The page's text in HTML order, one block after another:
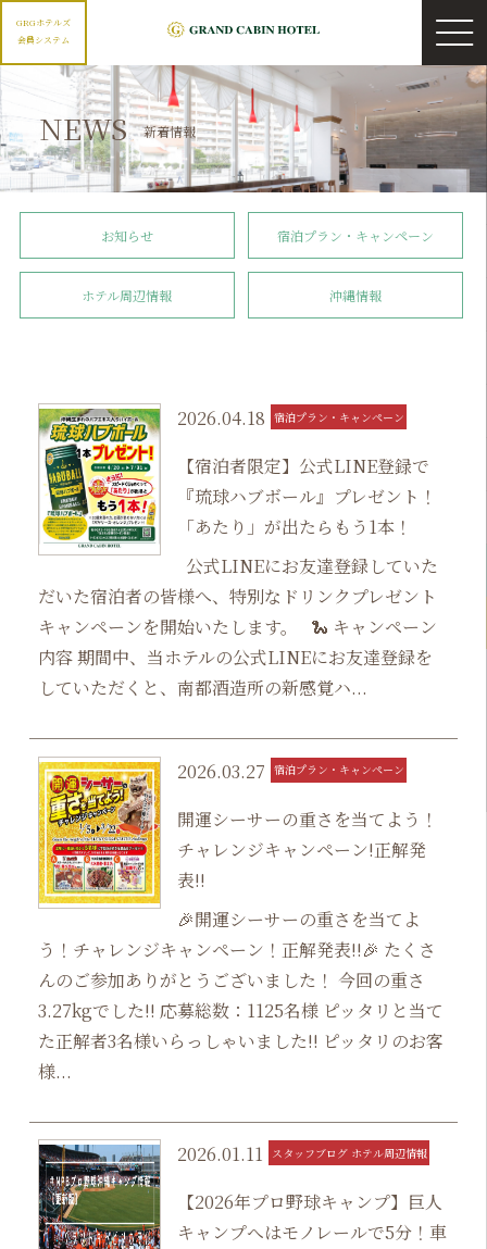
GRGホテルズ
会員システム
NEWS 新着情報
お知らせ 宿泊プラン・キャンペーン
ホテル周辺情報 沖縄情報
2026.04.18 宿泊プラン・キャンペーン
【宿泊者限定】公式LINE登録で
『琉球ハブボール』プレゼント！
「あたり」が出たらもう1本！
公式LINEにお友達登録していた
だいた宿泊者の皆様へ、特別なドリンクプレゼント
キャンペーンを開始いたします。 🐍 キャンペーン
内容 期間中、当ホテルの公式LINEにお友達登録を
していただくと、南都酒造所の新感覚ハ...
2026.03.27 宿泊プラン・キャンペーン
開運シーサーの重さを当てよう！
チャレンジキャンペーン!正解発
表!!
🎉開運シーサーの重さを当てよ
う！チャレンジキャンペーン！正解発表!!🎉 たくさ
んのご参加ありがとうございました！ 今回の重さ
3.27kgでした!! 応募総数：1125名様 ピッタリと当て
た正解者3名様いらっしゃいました!! ピッタリのお客
様...
2026.01.11 スタッフブログ ホテル周辺情報
【2026年プロ野球キャンプ】巨人
キャンプへはモノレールで5分！車